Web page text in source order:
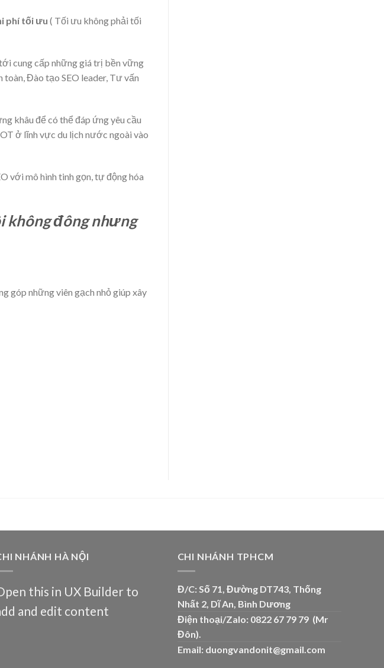
phí tối ưu ( Tối ưu không phải tối
cung cấp những giá trị bền vững
toàn, Đào tạo SEO leader, Tư vấn
khâu để có thể đáp ứng yêu cầu
ở lĩnh vực du lịch nước ngoài vào
với mô hình tinh gọn, tự động hóa
không đông nhưng
góp những viên gạch nhỏ giúp xây
NHÁNH HÀ NỘI
this in UX Builder to
and edit content
CHI NHÁNH TPHCM
Đ/C: Số 71, Đường DT743, Thống
Nhất 2, Dĩ An, Bình Dương
Điện thoại/Zalo: 0822 67 79 79 (Mr
Đôn).
Email: duongvandonit@gmail.com